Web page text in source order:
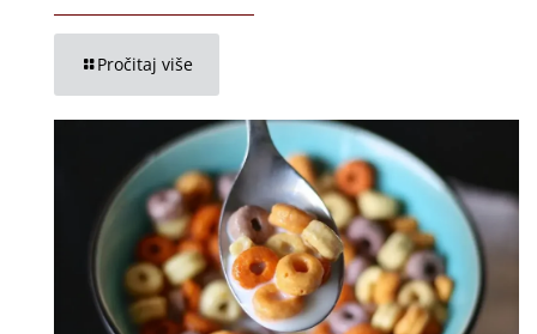
Pročitaj više